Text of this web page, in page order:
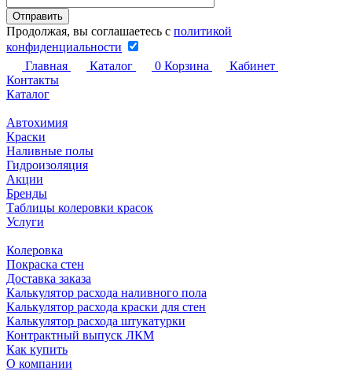
Продолжая, вы соглашаетесь с политикой
конфиденциальности
Главная
Каталог 0 Корзина
Кабинет
Контакты
Каталог
Автохимия
Краски
Наливные полы
Гидроизоляция
Акции
Бренды
Таблицы колеровки красок
Услуги
Колеровка
Покраска стен
Доставка заказа
Калькулятор расхода наливного пола
Калькулятор расхода краски для стен
Калькулятор расхода штукатурки
Контрактный выпуск ЛКМ
Как купить
О компании